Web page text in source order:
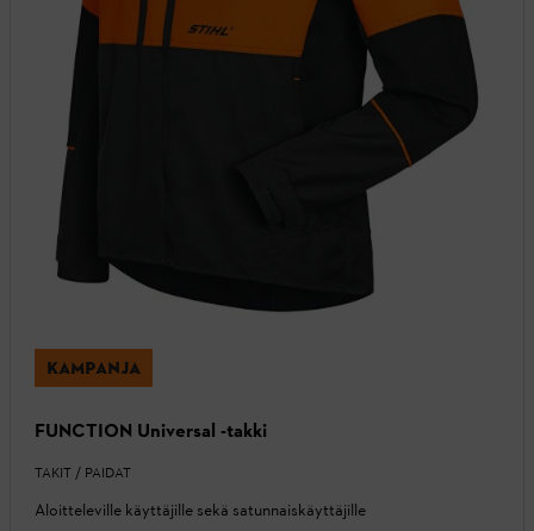
KAMPANJA
FUNCTION Universal -takki
TAKIT / PAIDAT
Aloitteleville käyttäjille sekä satunnaiskäyttäjille